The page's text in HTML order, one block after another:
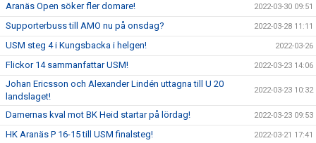
Aranäs Open söker fler domare! 2022-03-30 09:51
Supporterbuss till AMO nu på onsdag? 2022-03-28 11:11
USM steg 4 i Kungsbacka i helgen! 2022-03-26
Flickor 14 sammanfattar USM! 2022-03-23 14:06
Johan Ericsson och Alexander Lindén uttagna till U 20
landslaget!
2022-03-23 10:32
Damernas kval mot BK Heid startar på lördag! 2022-03-23 09:53
HK Aranäs P 16-15 till USM finalsteg! 2022-03-21 17:41